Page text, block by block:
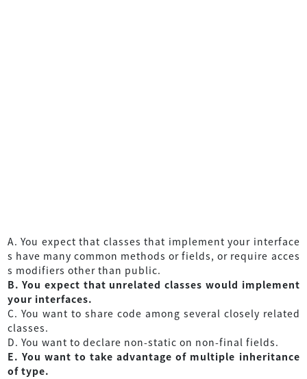
A. You expect that classes that implement your interface
s have many common methods or fields, or require acces
s modifiers other than public.
B. You expect that unrelated classes would implement
your interfaces.
C. You want to share code among several closely related
classes.
D. You want to declare non-static on non-final fields.
E. You want to take advantage of multiple inheritance
of type.